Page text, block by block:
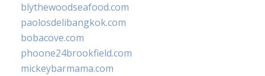
blythewoodseafood.com
paolosdelibangkok.com
bobacove.com
phoone24brookfield.com
mickeybarmama.com